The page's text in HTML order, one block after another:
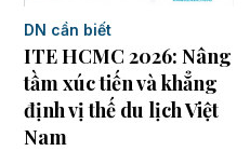
DN cần biết
ITE HCMC 2026: Nâng
tầm xúc tiến và khẳng
định vị thế du lịch Việt
Nam